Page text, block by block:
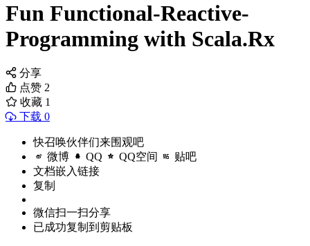
Fun Functional-Reactive-
Programming with Scala.Rx
分享
点赞 2
收藏 1
下载 0
快召唤伙伴们来围观吧
微博 QQ QQ空间 贴吧
文档嵌入链接
复制
微信扫一扫分享
已成功复制到剪贴板